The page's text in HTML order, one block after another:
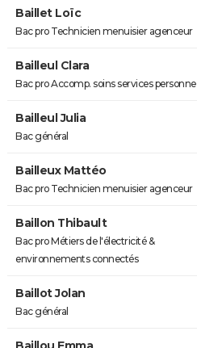
Baillet Loïc
Bac pro Technicien menuisier agenceur
Bailleul Clara
Bac pro Accomp. soins services personne
Bailleul Julia
Bac général
Bailleux Mattéo
Bac pro Technicien menuisier agenceur
Baillon Thibault
Bac pro Métiers de l'électricité &
environnements connectés
Baillot Jolan
Bac général